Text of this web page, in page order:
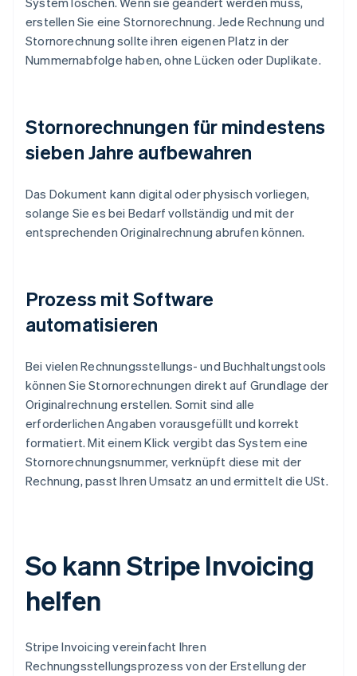
erstellen Sie eine Stornorechnung. Jede Rechnung und
Stornorechnung sollte ihren eigenen Platz in der
Nummernabfolge haben, ohne Lücken oder Duplikate.
Stornorechnungen für mindestens
sieben Jahre aufbewahren
Das Dokument kann digital oder physisch vorliegen,
solange Sie es bei Bedarf vollständig und mit der
entsprechenden Originalrechnung abrufen können.
Prozess mit Software
automatisieren
Bei vielen Rechnungsstellungs- und Buchhaltungstools
können Sie Stornorechnungen direkt auf Grundlage der
Originalrechnung erstellen. Somit sind alle
erforderlichen Angaben vorausgefüllt und korrekt
formatiert. Mit einem Klick vergibt das System eine
Stornorechnungsnummer, verknüpft diese mit der
Rechnung, passt Ihren Umsatz an und ermittelt die USt.
So kann Stripe Invoicing
helfen
Stripe Invoicing vereinfacht Ihren
Rechnungsstellungsprozess von der Erstellung der